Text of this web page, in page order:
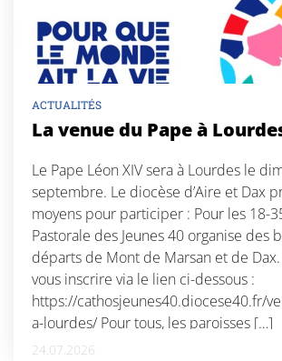
ACTUALITÉS
La venue du Pape à
Le Pape Léon XIV sera à Lourdes le
septembre. Le diocèse d’Aire et Dax
moyens pour participer : Pour les 18-
Pastorale des Jeunes 40 organise des
départs de Mont de Marsan et de
vous inscrire via le lien ci-dessous :
https://cathosjeunes40.diocese40.fr/
a-lourdes/ Pour tous, les paroisses […]
24.07.2026